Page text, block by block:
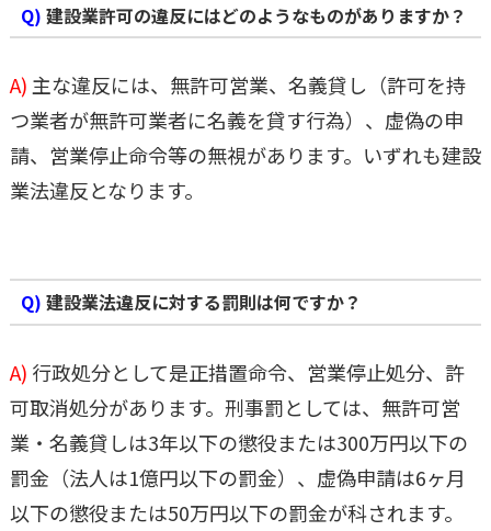
Q) 建設業許可の違反にはどのようなものがありますか？
A)主な違反には、無許可営業、名義貸し（許可を持
つ業者が無許可業者に名義を貸す行為）、虚偽の申
請、営業停止命令等の無視があります。いずれも建設
業法違反となります。
Q) 建設業法違反に対する罰則は何ですか？
A) 行政処分として是正措置命令、営業停止処分、許
可取消処分があります。刑事罰としては、無許可営
業・名義貸しは3年以下の懲役または300万円以下の
罰金（法人は1億円以下の罰金）、虚偽申請は6ヶ月
以下の懲役または50万円以下の罰金が科されます。